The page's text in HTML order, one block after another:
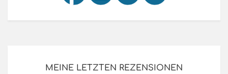
MEINE LETZTEN REZENSIONEN